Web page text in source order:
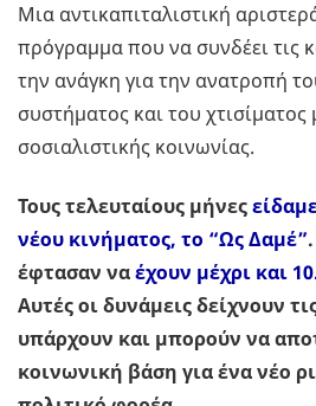
Μια αντικαπιταλιστική
πρόγραμμα που να συνδέει τις
την ανάγκη για την ανατροπή
συστήματος και του
σοσιαλιστικής κοινωνίας.
Τους τελευταίους μήνες
νέου κινήματος, το “Ως Δαμέ”
έφτασαν ναέχουν μέχρι και
Αυτές οι δυνάμεις δείχνουν
υπάρχουν και μπορούν να
κοινωνική βάση για ένα νέο